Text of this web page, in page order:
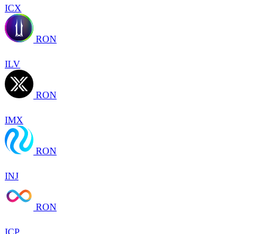
ICX
RON
ILV
RON
IMX
RON
INJ
RON
ICP